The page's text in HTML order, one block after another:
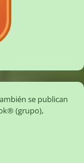
se publican
(grupo),